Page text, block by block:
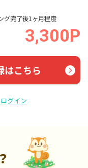
グ完了後1ヶ月程度
3,300P
はこちら
グイン